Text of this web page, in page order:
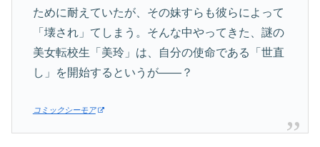
ために耐えていたが、その妹すらも彼らによって
「壊され」てしまう。そんな中やってきた、謎の
美女転校生「美玲」は、自分の使命である「世直
し」を開始するというが――？
コミックシーモア